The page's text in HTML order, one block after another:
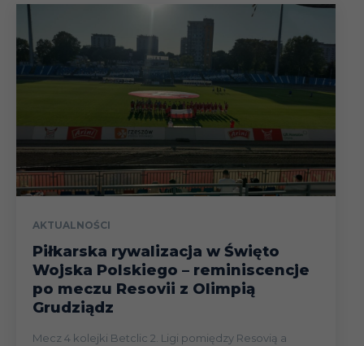
AKTUALNOŚCI
Piłkarska rywalizacja w Święto
Wojska Polskiego – reminiscencje
po meczu Resovii z Olimpią
Grudziądz
Mecz 4 kolejki Betclic 2. Ligi pomiędzy Resovią a